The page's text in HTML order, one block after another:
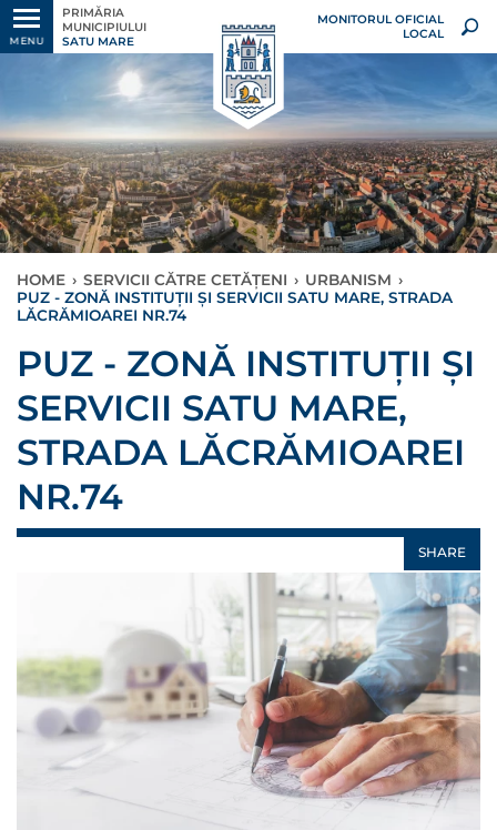
MENU
PRIMĂRIA
MUNICIPIULUI
SATU MARE
MONITORUL OFICIAL
LOCAL
HOME › SERVICII CĂTRE CETĂȚENI › URBANISM ›
PUZ - ZONĂ INSTITUȚII ȘI SERVICII SATU MARE, STRADA
LĂCRĂMIOAREI NR.74
PUZ - ZONĂ INSTITUȚII ȘI
SERVICII SATU MARE,
STRADA LĂCRĂMIOAREI
NR.74
SHARE